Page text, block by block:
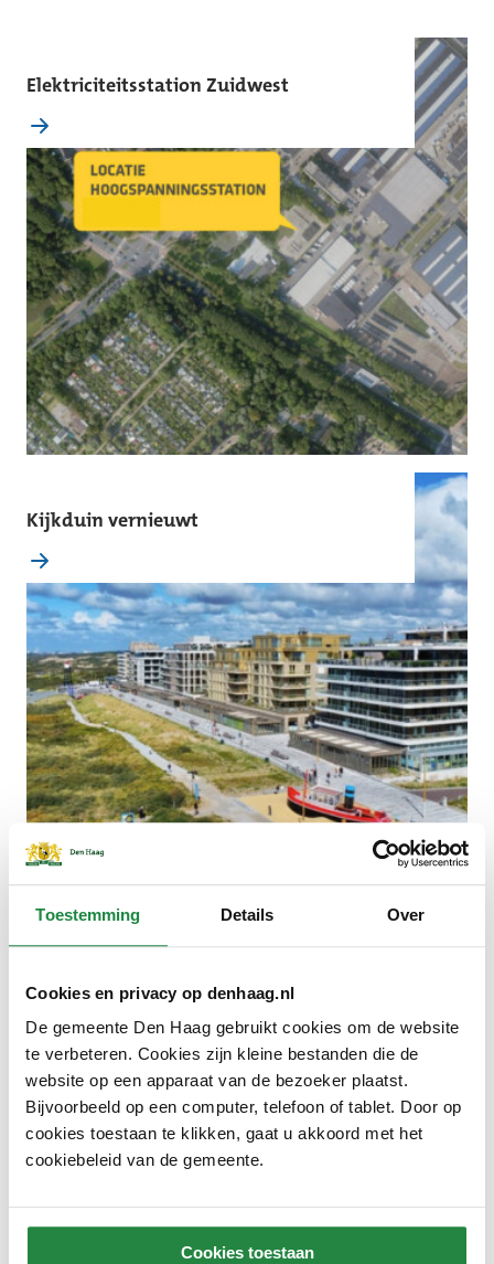
Toestemming Details Over
Cookies en privacy op denhaag.nl
De gemeente Den Haag gebruikt cookies om de website
te verbeteren. Cookies zijn kleine bestanden die de
website op een apparaat van de bezoeker plaatst.
Bijvoorbeeld op een computer, telefoon of tablet. Door op
cookies toestaan te klikken, gaat u akkoord met het
cookiebeleid van de gemeente.
Cookies toestaan
Elektriciteitsstation Zuidwest
Kijkduin vernieuwt